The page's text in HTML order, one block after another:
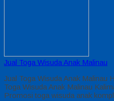
Jual Toga Wisuda Anak Malinau
Jual Toga Wisuda Anak Malinau
Toga Wisuda Anak Malinau
Promosi toga wisuda anak